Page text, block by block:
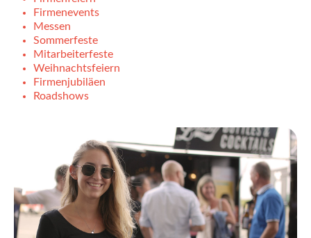
Firmenevents
Messen
Sommerfeste
Mitarbeiterfeste
Weihnachtsfeiern
Firmenjubiläen
Roadshows